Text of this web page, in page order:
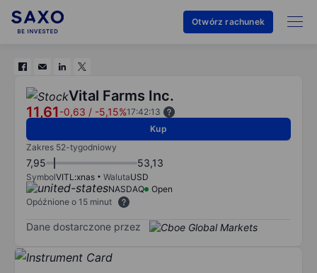
Otwórz rachunek
Vital Farms Inc.
11,61-0,63 / -5,15%17:42:13
Kup
Zakres 52-tygodniowy
7,95 53,13
SymbolVITL:xnas WalutaUSD
NASDAQ
Open
Opóźnione o 15 minut
Dane dostarczone przez